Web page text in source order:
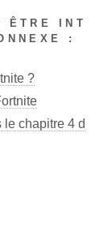
ÊTRE INT
:
?
chapitre 4 d